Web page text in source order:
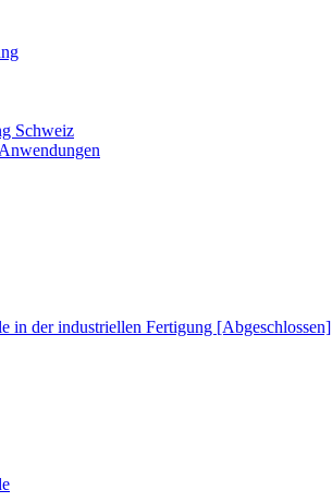
Schweiz
in der industriellen Fertigung [Abgeschlossen]